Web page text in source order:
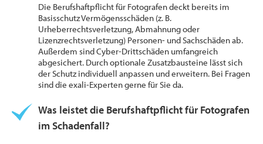
Die Berufshaftpflicht für Fotografen deckt bereits im
Basisschutz Vermögensschäden (z. B.
Urheberrechtsverletzung, Abmahnung oder
Lizenzrechtsverletzung) Personen- und Sachschäden ab.
Außerdem sind Cyber-Drittschäden umfangreich
abgesichert. Durch optionale Zusatzbausteine lässt sich
der Schutz individuell anpassen und erweitern. Bei Fragen
sind die exali-Experten gerne für Sie da.
Was leistet die Berufshaftpflicht für Fotografen
im Schadenfall?